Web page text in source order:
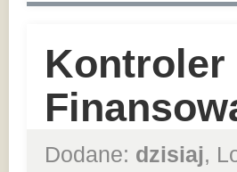
Kontroler
Dodane: dzisiaj,